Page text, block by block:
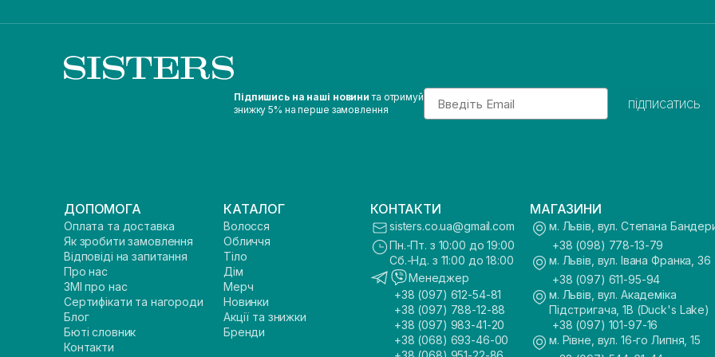
Підпишись на наші новини та отримуй
знижку 5% на перше замовлення
Email
підписатись
ДОПОМОГА
Оплата та доставка
Як зробити замовлення
Відповіді на запитання
Про нас
ЗМІ про нас
Сертифікати та нагороди
Блог
Бюті словник
Контакти
КАТАЛОГ
Волосся
Обличчя
Тіло
Дім
Мерч
Новинки
Акції та знижки
Бренди
КОНТАКТИ
sisters.co.ua@gmail.com
Пн.-Пт. з 10:00 до 19:00
Сб.-Нд. з 11:00 до 18:00
Менеджер
+38 (097) 612-54-81
+38 (097) 788-12-88
+38 (097) 983-41-20
+38 (068) 693-46-00
МАГАЗИНИ
м. Львів, вул. Степана
+38 (098) 778-13-79
м. Львів, вул. Івана Франка, 36
+38 (097) 611-95-94
м. Львів, вул. Академіка
Підстригача, 1В (Duck's Lake)
+38 (097) 101-97-16
м. Рівне, вул. 16-го Липня, 15